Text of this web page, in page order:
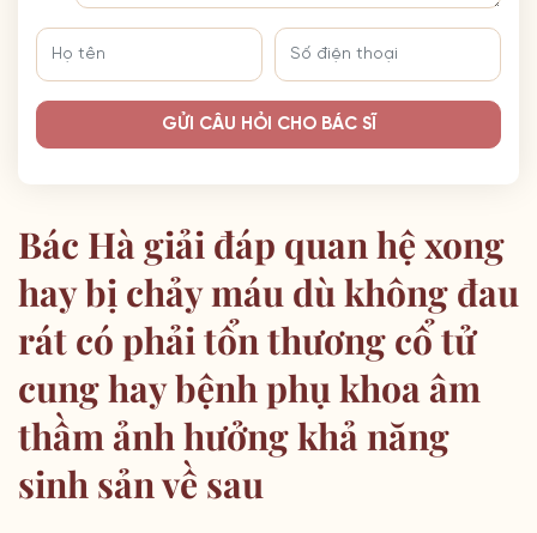
GỬI CÂU HỎI CHO BÁC SĨ
Bác Hà giải đáp quan hệ xong
hay bị chảy máu dù không đau
rát có phải tổn thương cổ tử
cung hay bệnh phụ khoa âm
thầm ảnh hưởng khả năng
sinh sản về sau